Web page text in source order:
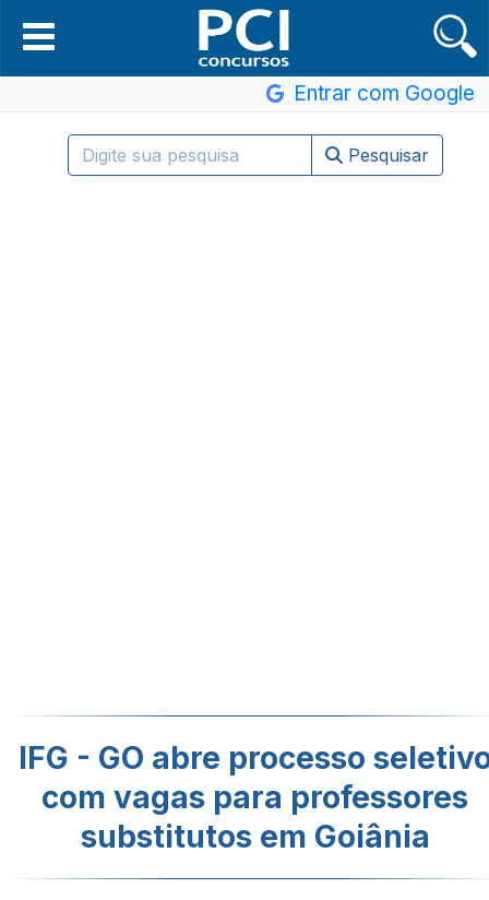
Entrar com Google
Pesquisar
IFG - GO abre processo
com vagas para professores
substitutos em Goiânia